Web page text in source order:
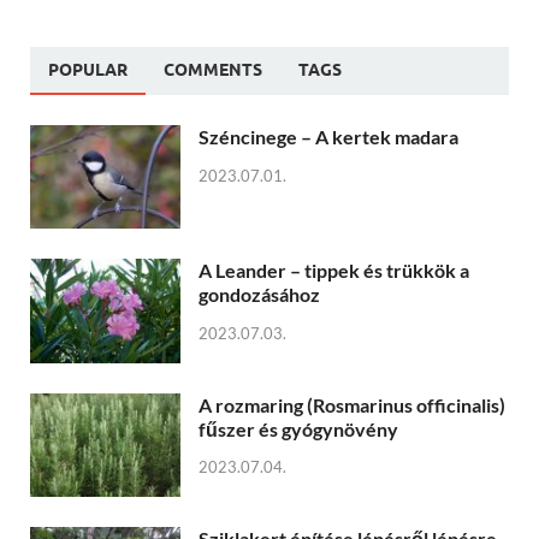
POPULAR COMMENTS TAGS
Széncinege – A kertek madara
2023.07.01.
A Leander – tippek és trükkök a
gondozásához
2023.07.03.
A rozmaring (Rosmarinus officinalis)
fűszer és gyógynövény
2023.07.04.